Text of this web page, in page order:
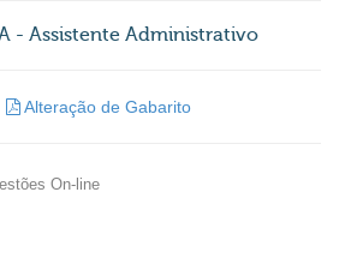
- Assistente Administrativo
Alteração de Gabarito
On-line